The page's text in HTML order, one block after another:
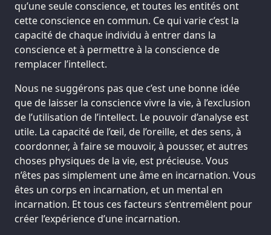
qu’une seule conscience, et toutes les entités ont
cette conscience en commun. Ce qui varie c’est la
capacité de chaque individu à entrer dans la
conscience et à permettre à la conscience de
remplacer l’intellect.
Nous ne suggérons pas que c’est une bonne idée
que de laisser la conscience vivre la vie, à l’exclusion
de l’utilisation de l’intellect. Le pouvoir d’analyse est
utile. La capacité de l’œil, de l’oreille, et des sens, à
coordonner, à faire se mouvoir, à pousser, et autres
choses physiques de la vie, est précieuse. Vous
n’êtes pas simplement une âme en incarnation. Vous
êtes un corps en incarnation, et un mental en
incarnation. Et tous ces facteurs s’entremêlent pour
créer l’expérience d’une incarnation.